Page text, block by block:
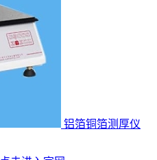
铝箔铜箔测厚仪